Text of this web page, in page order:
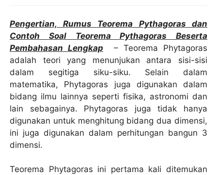
Pengertian, Rumus Teorema Pythagoras dan
Contoh Soal Teorema Pythagoras Beserta
Pembahasan Lengkap – Teorema Phytagoras
adalah teori yang menunjukan antara sisi-sisi
dalam segitiga siku-siku. Selain dalam
matematika, Phytagoras juga digunakan dalam
bidang ilmu lainnya seperti fisika, astronomi dan
lain sebagainya. Phytagoras juga tidak hanya
digunakan untuk menghitung bidang dua dimensi,
ini juga digunakan dalam perhitungan bangun 3
dimensi.
Teorema Phytagoras ini pertama kali ditemukan